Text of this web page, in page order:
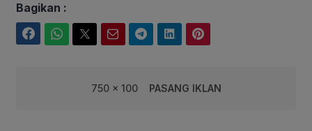
Bagikan :
750 x 100 PASANG IKLAN